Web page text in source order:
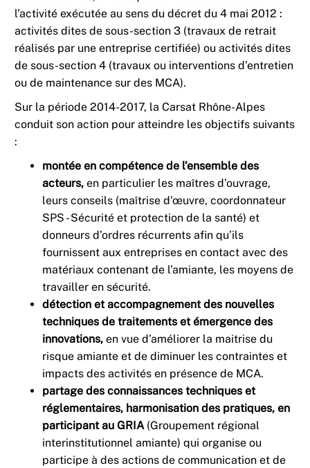
l’activité exécutée au sens du décret du 4 mai 2012 :
activités dites de sous-section 3 (travaux de retrait
réalisés par une entreprise certifiée) ou activités dites
de sous-section 4 (travaux ou interventions d’entretien
ou de maintenance sur des MCA).
Sur la période 2014-2017, la Carsat Rhône-Alpes
conduit son action pour atteindre les objectifs suivants
:
montée en compétence de l’ensemble des
acteurs, en particulier les maîtres d’ouvrage,
leurs conseils (maîtrise d'œuvre, coordonnateur
SPS - Sécurité et protection de la santé) et
donneurs d’ordres récurrents afin qu’ils
fournissent aux entreprises en contact avec des
matériaux contenant de l’amiante, les moyens de
travailler en sécurité.
détection et accompagnement des nouvelles
techniques de traitements et émergence des
innovations, en vue d’améliorer la maitrise du
risque amiante et de diminuer les contraintes et
impacts des activités en présence de MCA.
partage des connaissances techniques et
réglementaires, harmonisation des pratiques, en
participant au GRIA(Groupement régional
interinstitutionnel amiante) qui organise ou
participe à des actions de communication et de